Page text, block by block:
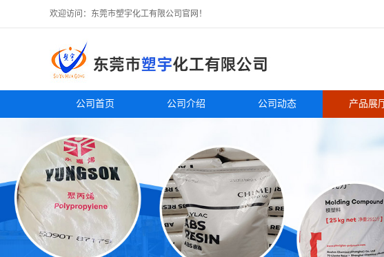
欢迎访问：东莞市塑宇化工有限公司官网！
公司首页 公司介绍 公司动态 产品展